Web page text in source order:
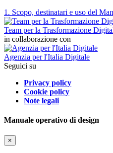
1. Scopo, destinatari e uso del
Team per la Trasformazione
in collaborazione con
Agenzia per l'Italia Digitale
Seguici su
Privacy policy
Cookie policy
Note legali
Manuale operativo di design
×